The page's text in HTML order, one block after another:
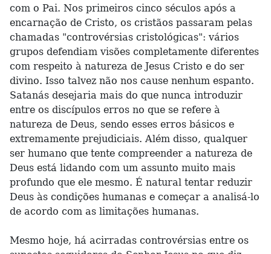
com o Pai. Nos primeiros cinco séculos após a
encarnação de Cristo, os cristãos passaram pelas
chamadas "controvérsias cristológicas": vários
grupos defendiam visões completamente diferentes
com respeito à natureza de Jesus Cristo e do ser
divino. Isso talvez não nos cause nenhum espanto.
Satanás desejaria mais do que nunca introduzir
entre os discípulos erros no que se refere à
natureza de Deus, sendo esses erros básicos e
extremamente prejudiciais. Além disso, qualquer
ser humano que tente compreender a natureza de
Deus está lidando com um assunto muito mais
profundo que ele mesmo. É natural tentar reduzir
Deus às condições humanas e começar a analisá-lo
de acordo com as limitações humanas.
Mesmo hoje, há acirradas controvérsias entre os